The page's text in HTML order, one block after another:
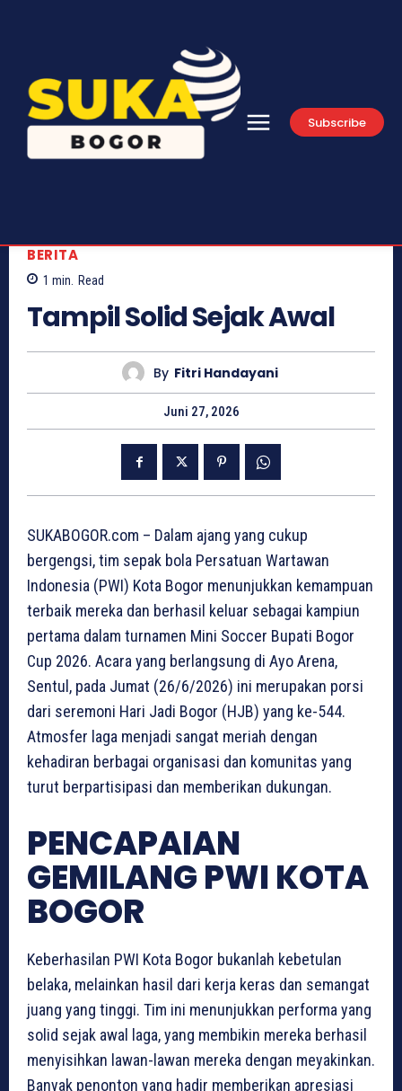
Subscribe
BERITA
1 min. Read
Tampil Solid Sejak Awal
By Fitri Handayani
Juni 27, 2026
SUKABOGOR.com – Dalam ajang yang cukup
bergengsi, tim sepak bola Persatuan Wartawan
Indonesia (PWI) Kota Bogor menunjukkan kemampuan
terbaik mereka dan berhasil keluar sebagai kampiun
pertama dalam turnamen Mini Soccer Bupati Bogor
Cup 2026. Acara yang berlangsung di Ayo Arena,
Sentul, pada Jumat (26/6/2026) ini merupakan porsi
dari seremoni Hari Jadi Bogor (HJB) yang ke-544.
Atmosfer laga menjadi sangat meriah dengan
kehadiran berbagai organisasi dan komunitas yang
turut berpartisipasi dan memberikan dukungan.
PENCAPAIAN
GEMILANG PWI KOTA
BOGOR
Keberhasilan PWI Kota Bogor bukanlah kebetulan
belaka, melainkan hasil dari kerja keras dan semangat
juang yang tinggi. Tim ini menunjukkan performa yang
solid sejak awal laga, yang membikin mereka berhasil
menyisihkan lawan-lawan mereka dengan meyakinkan.
Banyak penonton yang hadir memberikan apresiasi